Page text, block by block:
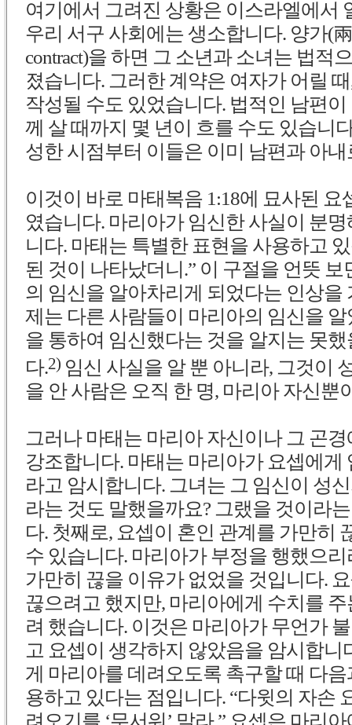
여기에서 그려진 상황은 이스라엘에서
우리 서구 사회에는 생소합니다. 양가(
contract)을 하면 그 소년과 소녀는 법적
졌습니다. 그러한 계약은 여자가 어릴
작성될 수도 있었습니다. 법적인 남편
께 살 때까지 몇 년이 흐를 수도 있습니
성한 시점부터 이들은 이미 남편과 아
이것이 바로 마태복음 1:18에 묘사된
였습니다. 마리아가 임신한 사실이 분
니다. 마태는 특별한 표현을 사용하고
된 것이 나타났더니.” 이 구절을 언뜻
의 임신을 알아차리게 되었다는 인상을
제는 다른 사람들이 마리아의 임신을
을 통하여 임신했다는 것을 알지는 못
다.2) 임신 사실을 알 뿐 아니라, 그것이
을 안 사람은 오직 한 명, 마리아 자신뿐
그러나 마태는 마리아 자신이나 그 곤
강조합니다. 마태는 마리아가 요셉에게
라고 암시합니다. 그녀는 그 임신이 성
라는 것도 말했을까요? 그랬을 것이라
다. 첫째로, 요셉이 혼인 관계를 가만히
수 있습니다. 마리아가 부정을 행했으
가만히 끊을 이유가 없었을 것입니다.
끊으려고 했지만, 마리아에게 수치를
려 했습니다. 이것은 마리아가 무언가
고 요셉이 생각하지 않았음을 암시합니
게 마리아를 데려오도록 촉구할 때 다
용하고 있다는 점입니다. “다윗의 자손
려오기를 ‘무서워’ 말라.” 요셉은 마리